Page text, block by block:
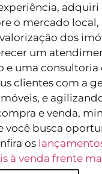
o mercado local,
dos
um
e uma
clientes com a
e
e venda,
você busca
os
à venda frente